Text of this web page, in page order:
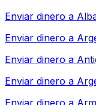
Enviar dinero a
Enviar dinero a
Enviar dinero a
Enviar dinero a
Enviar dinero a